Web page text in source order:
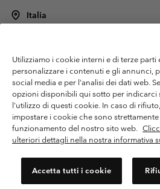
Italia
Termini di utilizzo
Condizioni Generali di
Politica sulla privacy
Termini e condizioni del programma di
Condizioni di utilizzo dei contenuti generati
Cookies
Public CBCR
Servizio clienti: Lun. - ven. 9:00 - 13:00 &
(+)390694804176
Utilizziamo i cookie interni e di terze
personalizzare i contenuti e gli annunci,
social media e per l'analisi dei dati web.
opzioni disponibili qui sotto per indicarci
l'utilizzo di questi cookie. In caso di
impostare i cookie che sono
funzionamento del nostro sito web.
ulteriori dettagli nella nostra informativa
Accetta tutti i cookie
Seleziona il paese di
Shopping
Italia